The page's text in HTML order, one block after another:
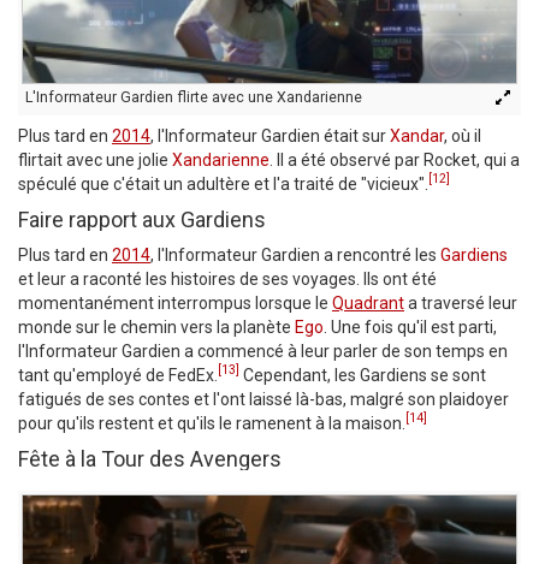
L'Informateur Gardien flirte avec une Xandarienne
Plus tard en 2014, l'Informateur Gardien était surXandar, où il
flirtait avec une jolie Xandarienne . Il a été observé par Rocket, qui a
spéculé que c'était un adultère et l'a traité de "vicieux".
[12]
Faire rapport aux Gardiens
Plus tard en 2014, l'Informateur Gardien a rencontré les Gardiens
et leur a raconté les histoires de ses voyages. Ils ont été
momentanément interrompus lorsque le Quadranta traversé leur
monde sur le chemin vers la planète Ego . Une fois qu'il est parti,
l'Informateur Gardien a commencé à leur parler de son temps en
tant qu'employé de FedEx. [13] Cependant, les Gardiens se sont
fatigués de ses contes et l'ont laissé là-bas, malgré son plaidoyer
pour qu'ils restent et qu'ils le ramenent à la maison.
[14]
Fête à la Tour des Avengers